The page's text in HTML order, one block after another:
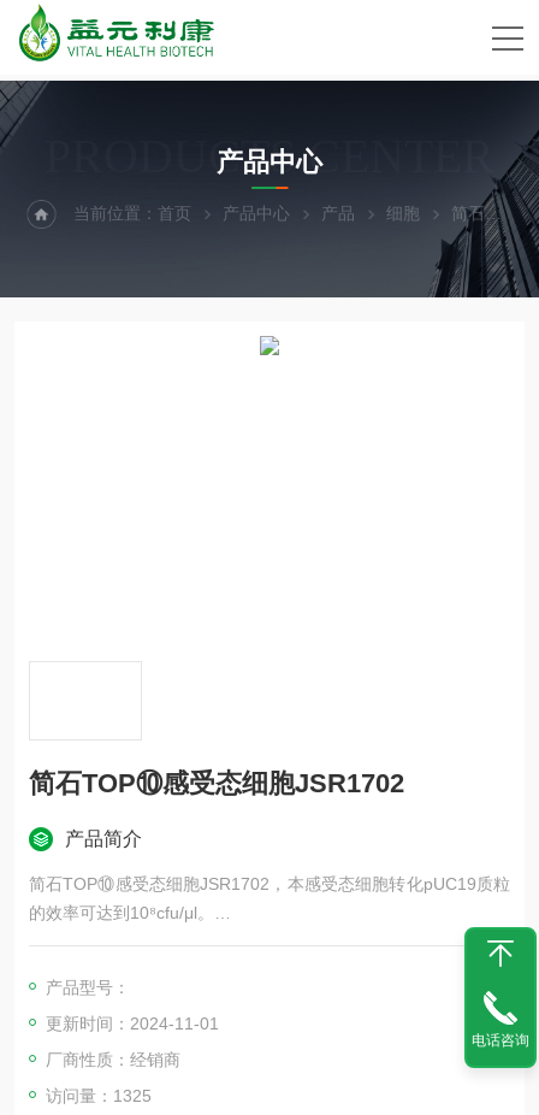
PRODUCTS CENTER
产品中心
当前位置：首页 产品中心 产品 细胞 简石TOP⑩感受态细胞JSR1702
简石TOP⑩感受态细胞JSR1702
产品简介
简石TOP⑩感受态细胞JSR1702，本感受态细胞转化pUC19质粒
的效率可达到10⁸cfu/μl。
高效感受态细胞制备试剂盒是在传统氯化钙感受态细胞制备方法
的基础上进行适当改良而成，无需热激，操作便捷，转化效率
高。
产品型号：
更新时间：2024-11-01
厂商性质：经销商
访问量：1325
电话咨询